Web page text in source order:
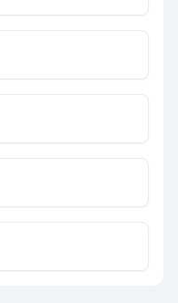
هل يمكنني